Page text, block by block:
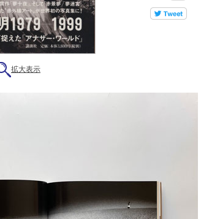
拡大表示